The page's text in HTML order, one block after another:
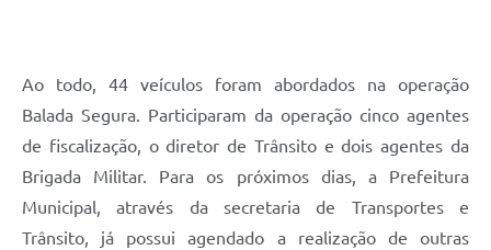
Ao todo, 44 veículos foram abordados na operação
Balada Segura. Participaram da operação cinco agentes
de fiscalização, o diretor de Trânsito e dois agentes da
Brigada Militar. Para os próximos dias, a Prefeitura
Municipal, através da secretaria de Transportes e
Trânsito, já possui agendado a realização de outras